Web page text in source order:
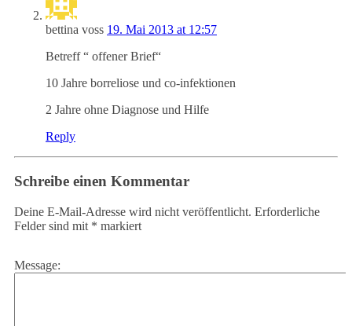
bettina voss 19. Mai 2013 at 12:57
Betreff “ offener Brief“
10 Jahre borreliose und co-infektionen
2 Jahre ohne Diagnose und Hilfe
Reply
Schreibe einen Kommentar
Deine E-Mail-Adresse wird nicht veröffentlicht. Erforderliche
Felder sind mit * markiert
Message: